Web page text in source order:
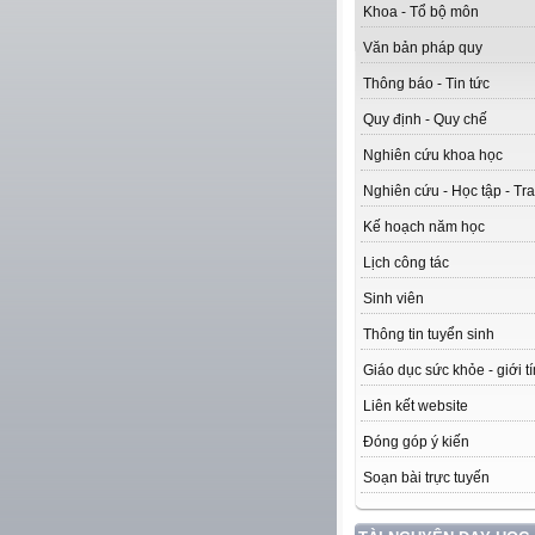
Khoa - Tổ bộ môn
Văn bản pháp quy
Thông báo - Tin tức
Quy định - Quy chế
Nghiên cứu khoa học
Nghiên cứu - Học tập -
Kế hoạch năm học
Lịch công tác
Sinh viên
Thông tin tuyển sinh
Giáo dục sức khỏe - giới
Liên kết website
Đóng góp ý kiến
Soạn bài trực tuyến